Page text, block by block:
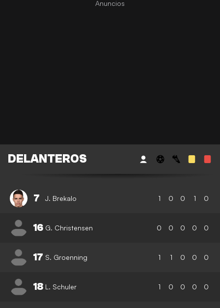
DELANTEROS
7 J. Brekalo 1 0 0 1 0
16 G. Christensen 0 0 0 0 0
17 S. Groenning 1 1 0 0 0
18 L. Schuler 1 0 0 0 0